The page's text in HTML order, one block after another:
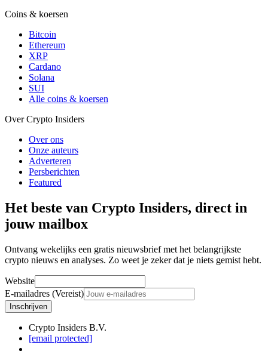
Coins & koersen
Bitcoin
Ethereum
XRP
Cardano
Solana
SUI
Alle coins & koersen
Over Crypto Insiders
Over ons
Onze auteurs
Adverteren
Persberichten
Featured
Het beste van Crypto Insiders, direct in
jouw mailbox
Ontvang wekelijks een gratis nieuwsbrief met het belangrijkste
crypto nieuws en analyses. Zo weet je zeker dat je niets gemist hebt.
Website
E-mailadres (Vereist)
Inschrijven
Crypto Insiders B.V.
[email protected]